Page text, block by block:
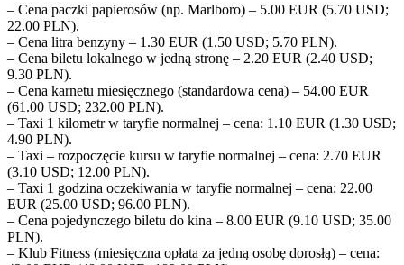
– Cena paczki papierosów (np. Marlboro) – 5.00 EUR (5.70 USD;
22.00 PLN).
– Cena litra benzyny – 1.30 EUR (1.50 USD; 5.70 PLN).
– Cena biletu lokalnego w jedną stronę – 2.20 EUR (2.40 USD;
9.30 PLN).
– Cena karnetu miesięcznego (standardowa cena) – 54.00 EUR
(61.00 USD; 232.00 PLN).
– Taxi 1 kilometr w taryfie normalnej – cena: 1.10 EUR (1.30 USD;
4.90 PLN).
– Taxi – rozpoczęcie kursu w taryfie normalnej – cena: 2.70 EUR
(3.10 USD; 12.00 PLN).
– Taxi 1 godzina oczekiwania w taryfie normalnej – cena: 22.00
EUR (25.00 USD; 96.00 PLN).
– Cena pojedynczego biletu do kina – 8.00 EUR (9.10 USD; 35.00
PLN).
– Klub Fitness (miesięczna opłata za jedną osobę dorosłą) – cena: